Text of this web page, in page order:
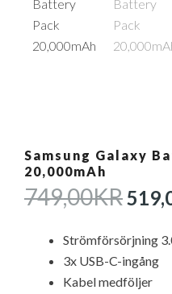
Samsung Galaxy
20,000mAh
749,00KRDET
VAR:
Strömförsörjning
3x USB-C-ingång
Kabel medföljer